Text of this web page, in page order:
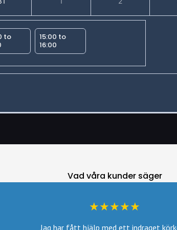
to
15:00 to
16:00
Vad våra kunder säger